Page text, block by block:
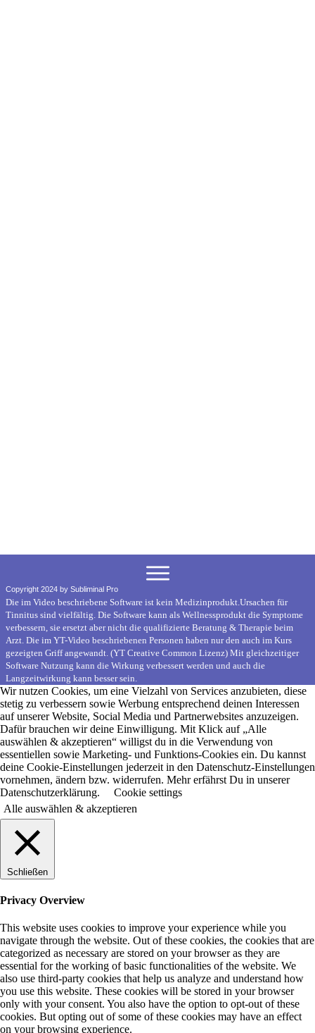
Copyright 2024 by Subliminal Pro
Die im Video beschriebene Software ist kein Medizinprodukt.Ursachen für
Tinnitus sind vielfältig. Die Software kann als Wellnessprodukt die Symptome
verbessern, sie ersetzt aber nicht die qualifizierte Beratung & Therapie beim
Arzt. Die im YT-Video beschriebenen Personen haben nur den auch im Kurs
gezeigten Griff angewandt. (YT Creative Common Lizenz) Mit gleichzeitiger
Software Nutzung kann die Wirkung verbessert werden und auch die
Langzeitwirkung kann besser sein.
Wir nutzen Cookies, um eine Vielzahl von Services anzubieten, diese
stetig zu verbessern sowie Werbung entsprechend deinen Interessen
auf unserer Website, Social Media und Partnerwebsites anzuzeigen.
Dafür brauchen wir deine Einwilligung. Mit Klick auf „Alle
auswählen & akzeptieren“ willigst du in die Verwendung von
essentiellen sowie Marketing- und Funktions-Cookies ein. Du kannst
deine Cookie-Einstellungen jederzeit in den Datenschutz-Einstellungen
vornehmen, ändern bzw. widerrufen. Mehr erfährst Du in unserer
Datenschutzerklärung.
Cookie settings
Alle auswählen & akzeptieren
Schließen
Privacy Overview
This website uses cookies to improve your experience while you
navigate through the website. Out of these cookies, the cookies that are
categorized as necessary are stored on your browser as they are
essential for the working of basic functionalities of the website. We
also use third-party cookies that help us analyze and understand how
you use this website. These cookies will be stored in your browser
only with your consent. You also have the option to opt-out of these
cookies. But opting out of some of these cookies may have an effect
on your browsing experience.